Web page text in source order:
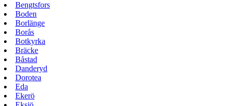
Bengtsfors
Boden
Borlänge
Borås
Botkyrka
Bräcke
Båstad
Danderyd
Dorotea
Eda
Ekerö